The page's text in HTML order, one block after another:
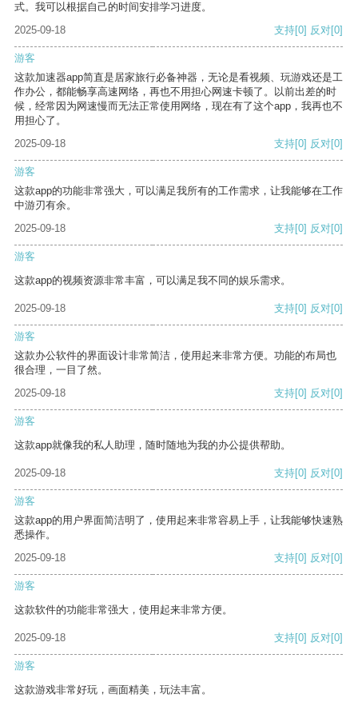
式。我可以根据自己的时间安排学习进度。
2025-09-18
支持[0] 反对[0]
游客
这款加速器app简直是居家旅行必备神器，无论是看视频、玩游戏还是工
作办公，都能畅享高速网络，再也不用担心网速卡顿了。以前出差的时
候，经常因为网速慢而无法正常使用网络，现在有了这个app，我再也不
用担心了。
2025-09-18
支持[0] 反对[0]
游客
这款app的功能非常强大，可以满足我所有的工作需求，让我能够在工作
中游刃有余。
2025-09-18
支持[0] 反对[0]
游客
这款app的视频资源非常丰富，可以满足我不同的娱乐需求。
2025-09-18 支持[0] 反对[0]
游客
这款办公软件的界面设计非常简洁，使用起来非常方便。功能的布局也
很合理，一目了然。
2025-09-18
支持[0] 反对[0]
游客
这款app就像我的私人助理，随时随地为我的办公提供帮助。
2025-09-18 支持[0] 反对[0]
游客
这款app的用户界面简洁明了，使用起来非常容易上手，让我能够快速熟
悉操作。
2025-09-18
支持[0] 反对[0]
游客
这款软件的功能非常强大，使用起来非常方便。
2025-09-18 支持[0] 反对[0]
游客
这款游戏非常好玩，画面精美，玩法丰富。